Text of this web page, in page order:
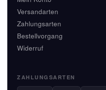
Versandarten
Zahlungsarten
Bestellvorgang
Widerruf
ZAHLUNGSARTEN